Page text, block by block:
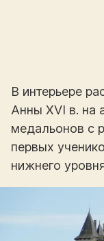
В интерьере
Анны XVI в. на
медальонов с
первых
нижнего